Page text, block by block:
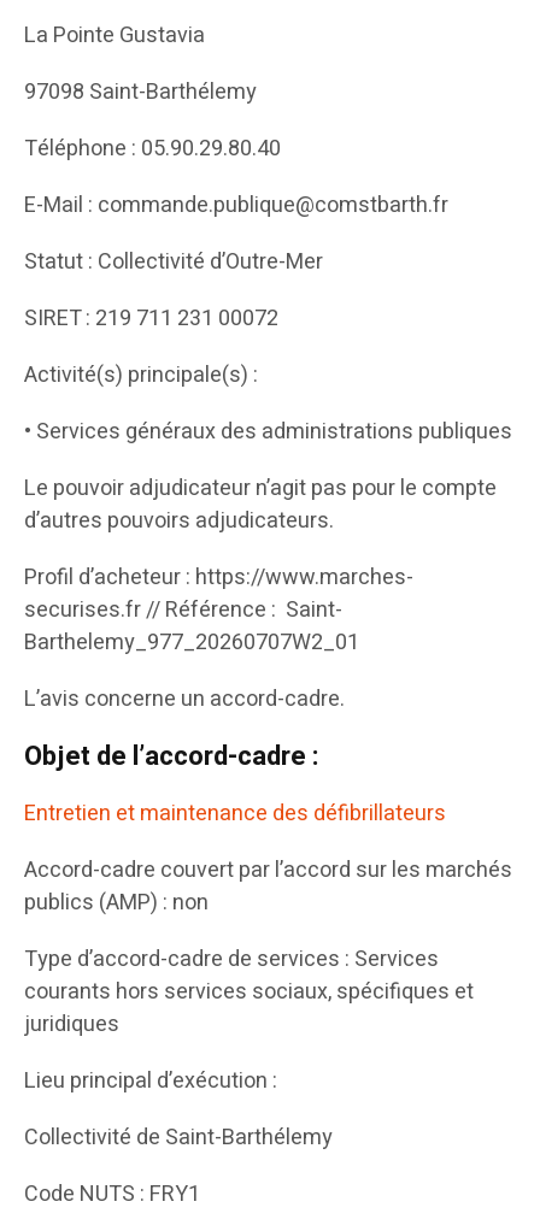
La Pointe Gustavia
97098 Saint-Barthélemy
Téléphone : 05.90.29.80.40
E-Mail : commande.publique@comstbarth.fr
Statut : Collectivité d’Outre-Mer
SIRET : 219 711 231 00072
Activité(s) principale(s) :
• Services généraux des administrations publiques
Le pouvoir adjudicateur n’agit pas pour le compte
d’autres pouvoirs adjudicateurs.
Profil d’acheteur : https://www.marches-
securises.fr // Référence : Saint-
Barthelemy_977_20260707W2_01
L’avis concerne un accord-cadre.
Objet de l’accord-cadre :
Entretien et maintenance des défibrillateurs
Accord-cadre couvert par l’accord sur les marchés
publics (AMP) : non
Type d’accord-cadre de services : Services
courants hors services sociaux, spécifiques et
juridiques
Lieu principal d’exécution :
Collectivité de Saint-Barthélemy
Code NUTS : FRY1